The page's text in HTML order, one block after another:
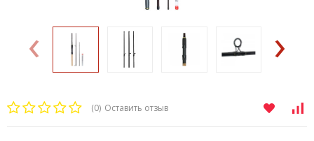
‹ ›
(0) Оставить отзыв